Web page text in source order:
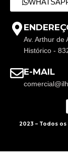
Av. Arthur de
Histórico -
E-MAIL
2023 – Todos